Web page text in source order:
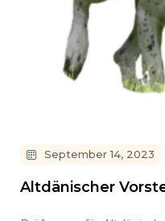
September 14, 2023
Altdänischer